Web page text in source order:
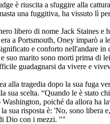
è riuscita a sfuggire alla
una fuggitiva, ha vissuto lì
libero di nome Jack Staines e
a Portsmouth, Oney imparò a
e conforto nell'andare in
suo marito sono morti prima di
guadagnarsi da vivere e
alla tragedia dopo la sua fuga
sua scelta. “Quando le è stato
poiché da allora ha
sua risposta è: 'No, sono libera e,
Dio con i mezzi. ""